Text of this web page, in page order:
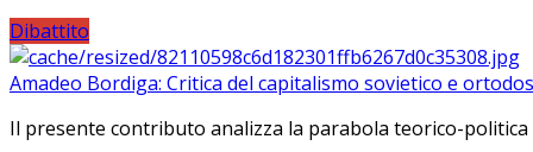
Dibattito
Amadeo Bordiga: Critica del capitalismo sovietico e
Il presente contributo analizza la parabola teorico-